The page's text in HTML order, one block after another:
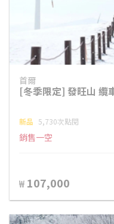
首爾
[冬季限定] 發旺山 纜
新品 5,730次點閱
銷售一空
₩ 107,000